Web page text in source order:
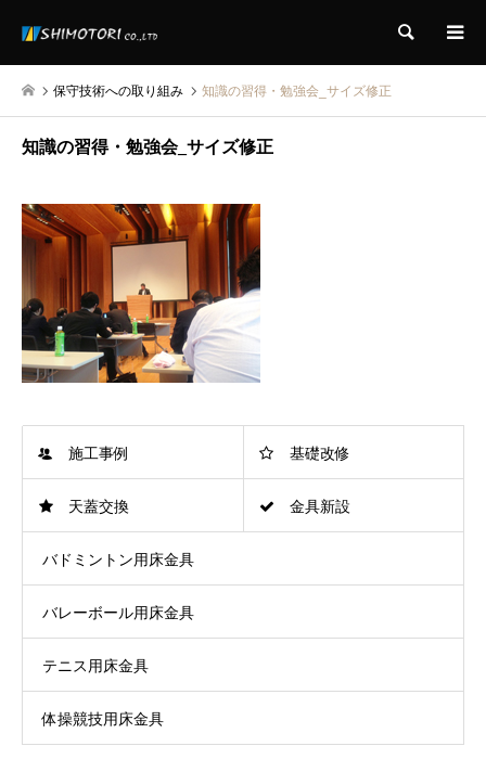
検索
保守技術への取り組み 知識の習得・勉強会_サイズ修正
知識の習得・勉強会_サイズ修正
施工事例 基礎改修
天蓋交換 金具新設
バドミントン用床金具
バレーボール用床金具
テニス用床金具
体操競技用床金具